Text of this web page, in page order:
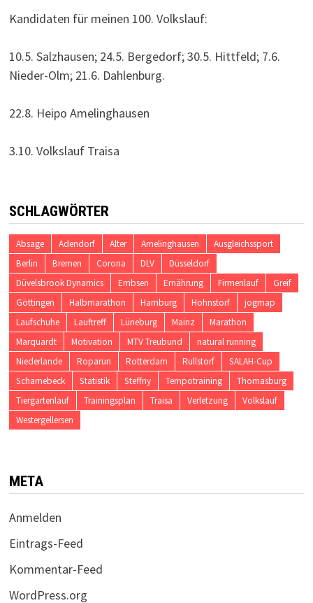
Kandidaten für meinen 100. Volkslauf:
10.5. Salzhausen; 24.5. Bergedorf; 30.5. Hittfeld; 7.6.
Nieder-Olm; 21.6. Dahlenburg.
22.8. Heipo Amelinghausen
3.10. Volkslauf Traisa
SCHLAGWÖRTER
Absage Adendorf Alter Amelinghausen
Ausgleichssport
Berlin
Bremen Corona DLV
Düsseldorf
Düvelsbrook Dynamics
Embsen Ernährung Firmenlauf
Greif
Göttingen
Halbmarathon Hamburg Hohnstorf
jogmap
Laufschuhe
Lauftreff Lüneburg Mainz
Marathon
Marquardt
Motivation MTV Treubund
natural running
Niederlande
Roparun Rotterdam Rullstorf
SALAH-Cup
Scharnebeck
Statistik Steffny Tempotraining
Thomasburg
Tiergartenlauf
Trainingsplan Traisa Verletzung
Volkslauf
Westergellersen
META
Anmelden
Eintrags-Feed
Kommentar-Feed
WordPress.org